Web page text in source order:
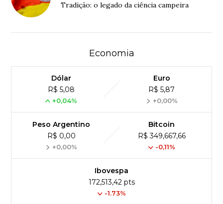
Tradição: o legado da ciência campeira
Economia
Dólar
R$ 5,08
+0,04%
Euro
R$ 5,87
+0,00%
Peso Argentino
R$ 0,00
+0,00%
Bitcoin
R$ 349,667,66
-0,11%
Ibovespa
172,513,42 pts
-1.73%